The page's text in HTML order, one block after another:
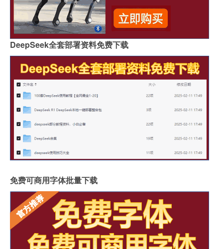
DeepSeek全套部署资料免费下载
免费可商用字体批量下载